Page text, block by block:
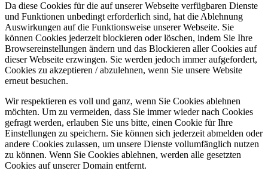
Da diese Cookies für die auf unserer Webseite verfügbaren Dienste
und Funktionen unbedingt erforderlich sind, hat die Ablehnung
Auswirkungen auf die Funktionsweise unserer Webseite. Sie
können Cookies jederzeit blockieren oder löschen, indem Sie Ihre
Browsereinstellungen ändern und das Blockieren aller Cookies auf
dieser Webseite erzwingen. Sie werden jedoch immer aufgefordert,
Cookies zu akzeptieren / abzulehnen, wenn Sie unsere Website
erneut besuchen.
Wir respektieren es voll und ganz, wenn Sie Cookies ablehnen
möchten. Um zu vermeiden, dass Sie immer wieder nach Cookies
gefragt werden, erlauben Sie uns bitte, einen Cookie für Ihre
Einstellungen zu speichern. Sie können sich jederzeit abmelden oder
andere Cookies zulassen, um unsere Dienste vollumfänglich nutzen
zu können. Wenn Sie Cookies ablehnen, werden alle gesetzten
Cookies auf unserer Domain entfernt.